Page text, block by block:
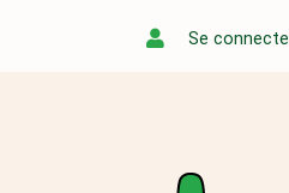
Se